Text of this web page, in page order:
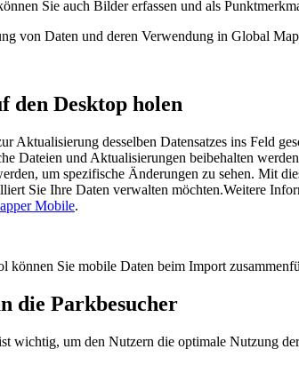
Sie auch Bilder erfassen und als
von Daten und deren Verwendung in Global
den Desktop holen
Aktualisierung desselben Datensatzes ins Feld
Dateien und Aktualisierungen beibehalten
um spezifische Änderungen zu sehen. Mit
Sie Ihre Daten verwalten möchten.Weitere
Mobile.
können Sie mobile Daten beim Import
die Parkbesucher
wichtig, um den Nutzern die optimale Nutzung